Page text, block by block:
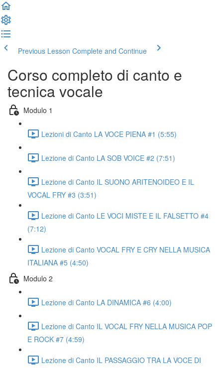
Previous Lesson Complete and Continue
Corso completo di canto e
tecnica vocale
Modulo 1
Lezioni di Canto LA VOCE PIENA #1 (5:55)
Lezione di Canto LA SOB VOICE #2 (7:51)
Lezione di Canto IL SUONO ARITENOIDEO E IL
VOCAL FRY #3 (3:51)
Lezione di Canto LE VOCI MISTE E IL FALSETTO #4
(7:12)
Lezione di Canto VOCAL FRY E CRY NELLA MUSICA
ITALIANA #5 (4:50)
Modulo 2
Lezione di Canto LA DINAMICA #6 (4:00)
Lezione di Canto IL VOCAL FRY NELLA MUSICA POP
E ROCK #7 (4:59)
Lezione di Canto IL PASSAGGIO TRA LA VOCE DI